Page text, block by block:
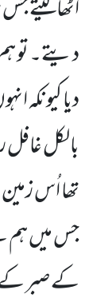
اٹھالیتے جس
دیتے۔ تو
دیا کیونکہ
بالکل
تھا اُس
جس میں ہم
کے صبر کے